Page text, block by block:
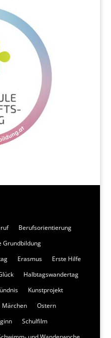
Berufsorientierung
Grundbildung
Erasmus
Erste Hilfe
Halbtagswandertag
Kunstprojekt
Märchen
Ostern
Schulfilm